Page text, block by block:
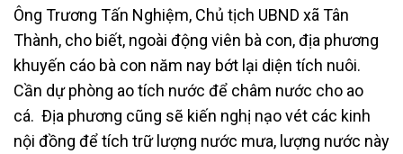
Ông Trương Tấn Nghiệm, Chủ tịch UBND xã Tân
Thành, cho biết, ngoài động viên bà con, địa phương
khuyến cáo bà con năm nay bớt lại diện tích nuôi.
Cần dự phòng ao tích nước để châm nước cho ao
cá. Ðịa phương cũng sẽ kiến nghị nạo vét các kinh
nội đồng để tích trữ lượng nước mưa, lượng nước này